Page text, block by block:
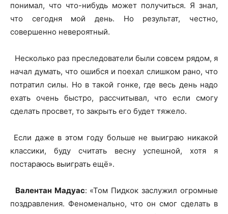
понимал, что что-нибудь может получиться. Я знал,
что сегодня мой день. Но результат, честно,
совершенно невероятный.
Несколько раз преследователи были совсем рядом, я
начал думать, что ошибся и поехал слишком рано, что
потратил силы. Но в такой гонке, где весь день надо
ехать очень быстро, рассчитывал, что если смогу
сделать просвет, то закрыть его будет тяжело.
Если даже в этом году больше не выиграю никакой
классики, буду считать весну успешной, хотя я
постараюсь выиграть ещё».
Валентан Мадуас: «Том Пидкок заслужил огромные
поздравления. Феноменально, что он смог сделать в